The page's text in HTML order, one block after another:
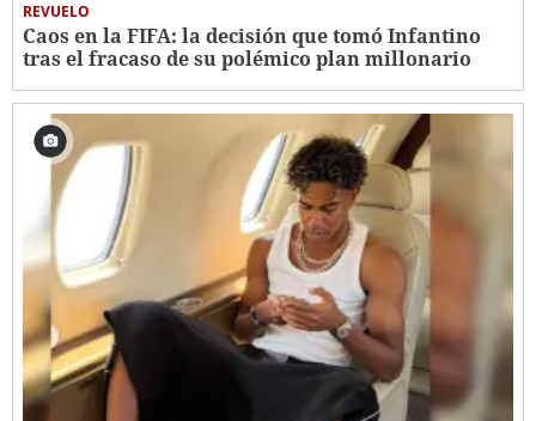
REVUELO
Caos en la FIFA: la decisión que tomó Infantino
tras el fracaso de su polémico plan millonario